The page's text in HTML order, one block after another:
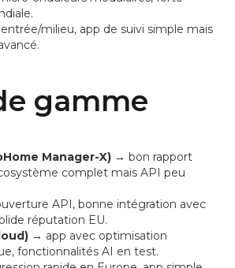
milieu, app de suivi simple mais
gamme
Manager-X) → bon rapport
complet mais API peu
API, bonne intégration avec
réputation EU.
→ app avec optimisation
fonctionnalités AI en test.